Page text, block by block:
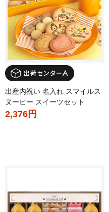
出産内祝い 名入れ スマイルス
ヌーピー スイーツセット
2,376円